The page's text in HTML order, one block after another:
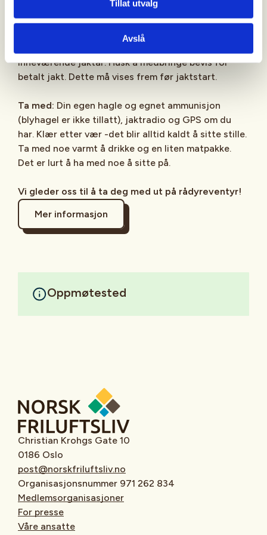
Tillat utvalg
Avslå
Ha gyldig betalt medlemskap i et av
inneværende jaktår. Husk å medbringe bevis for
betalt jakt. Dette må vises frem før jaktstart.
Ta med: Din egen hagle og egnet ammunisjon
(blyhagel er ikke tillatt), jaktradio og GPS om du
har. Klær etter vær -det blir alltid kaldt å sitte stille.
Ta med noe varmt å drikke og en liten matpakke.
Det er lurt å ha med noe å sitte på.
Vi gleder oss til å ta deg med ut på rådyreventyr!
Mer informasjon
Oppmøtested
Christian Krohgs Gate 10
0186 Oslo
post@norskfriluftsliv.no
Organisasjonsnummer 971 262 834
Medlemsorganisasjoner
For presse
Våre ansatte